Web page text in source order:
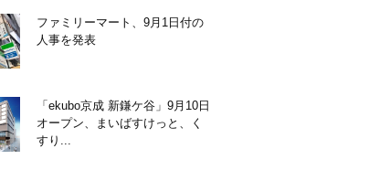
ファミリーマート、9月1日付の
人事を発表
「ekubo京成 新鎌ケ谷」9月10日
オープン、まいばすけっと、く
すり...